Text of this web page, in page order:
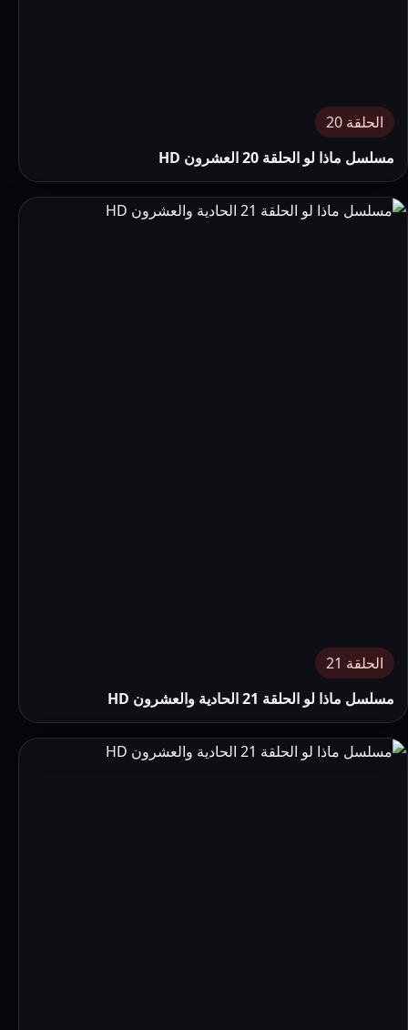
الحلقة 20
مسلسل ماذا لو الحلقة 20 العشرون HD
الحلقة 21
مسلسل ماذا لو الحلقة 21 الحادية والعشرون HD